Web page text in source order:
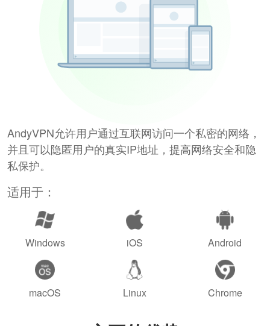
AndyVPN允许用户通过互联网访问一个私密的网络，
并且可以隐匿用户的真实IP地址，提高网络安全和隐
私保护。
适用于：
Windows iOS Android
macOS Linux Chrome